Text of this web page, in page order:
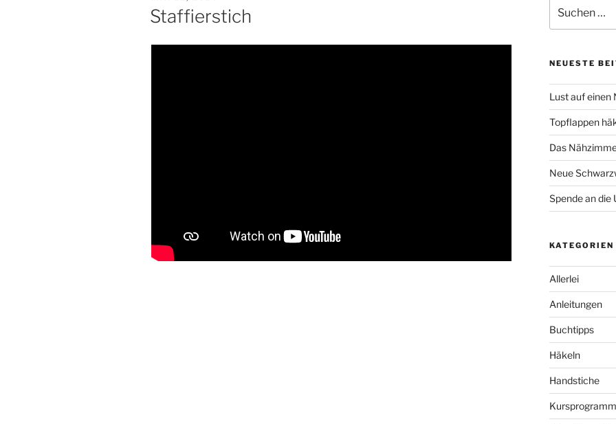
AM
Staffierstich
nach:
NEUESTE
Lust auf einen
Topflappen
Das
Neue
Spende an die
KATEGORIEN
Allerlei
Anleitungen
Buchtipps
Häkeln
Handstiche
Kursprogramm